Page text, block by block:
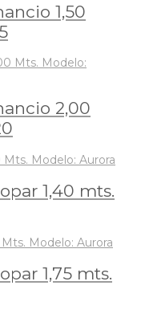
1,50
2,00
1,40 mts.
1,75 mts.